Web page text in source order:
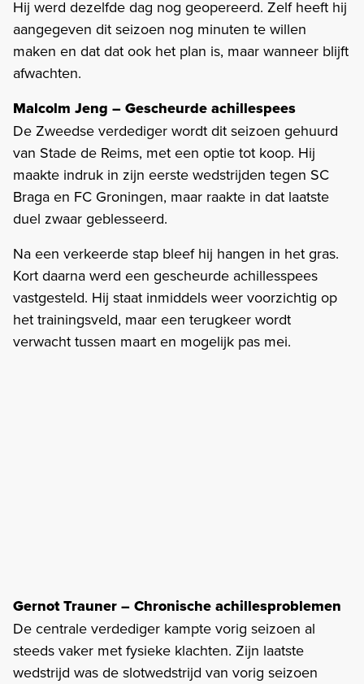
Hij werd dezelfde dag nog geopereerd. Zelf heeft hij
aangegeven dit seizoen nog minuten te willen
maken en dat dat ook het plan is, maar wanneer blijft
afwachten.
Malcolm Jeng – Gescheurde achillespees
De Zweedse verdediger wordt dit seizoen gehuurd
van Stade de Reims, met een optie tot koop. Hij
maakte indruk in zijn eerste wedstrijden tegen SC
Braga en FC Groningen, maar raakte in dat laatste
duel zwaar geblesseerd.
Na een verkeerde stap bleef hij hangen in het gras.
Kort daarna werd een gescheurde achillesspees
vastgesteld. Hij staat inmiddels weer voorzichtig op
het trainingsveld, maar een terugkeer wordt
verwacht tussen maart en mogelijk pas mei.
Gernot Trauner – Chronische achillesproblemen
De centrale verdediger kampte vorig seizoen al
steeds vaker met fysieke klachten. Zijn laatste
wedstrijd was de slotwedstrijd van vorig seizoen